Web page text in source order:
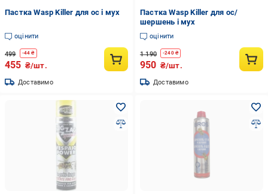
Пастка Wasp Killer для ос і мух
оцінити
499 -44 ₴
455 ₴/шт.
Доставимо
Пастка Wasp Killer для ос/
шершень і мух
оцінити
1 190 -240₴
950 ₴/шт.
Доставимо